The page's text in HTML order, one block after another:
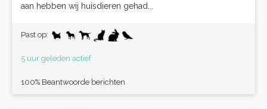
aan hebben wij huisdieren gehad...
Past op:
5 uur geleden actief
100% Beantwoorde berichten